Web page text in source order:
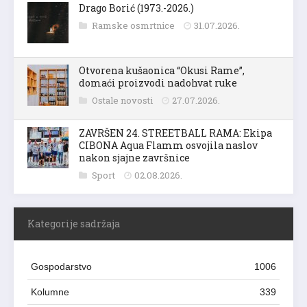
Drago Borić (1973.-2026.)
Ramske osmrtnice 31.07.2026.
Otvorena kušaonica “Okusi Rame”,
domaći proizvodi nadohvat ruke
Ostale novosti 27.07.2026.
ZAVRŠEN 24. STREETBALL RAMA: Ekipa
CIBONA Aqua Flamm osvojila naslov
nakon sjajne završnice
Sport 02.08.2026.
Kategorije sadržaja
Gospodarstvo 1006
Kolumne 339